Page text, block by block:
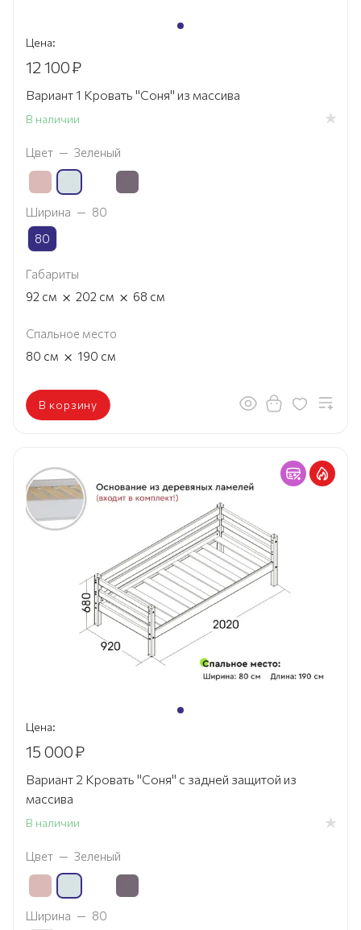
Цена:
12 100₽
Вариант 1 Кровать "Соня" из массива
В наличии
Цвет — Зеленый
Ширина — 80
80
Габариты
92 см × 202 см × 68 см
Спальное место
80 см × 190 см
В корзину
Цена:
15 000₽
Вариант 2 Кровать "Соня" с задней защитой из
массива
В наличии
Цвет — Зеленый
Ширина — 80